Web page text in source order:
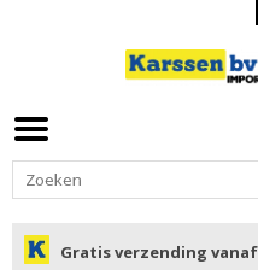
Gratis verzending vanaf